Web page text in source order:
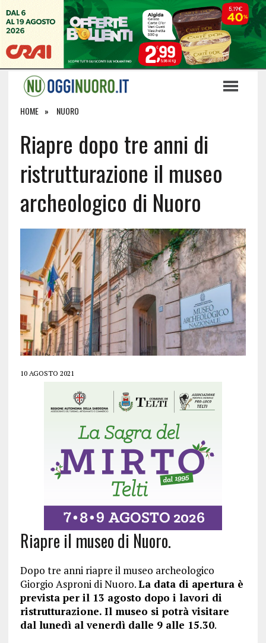
HOME NUORO
Riapre dopo tre anni di
ristrutturazione il museo
archeologico di Nuoro
10 AGOSTO 2021
Riapre il museo di Nuoro.
Dopo tre anni riapre il museo archeologico
Giorgio Asproni di Nuoro.La data di apertura è
prevista per il 13 agosto dopo i lavori di
ristrutturazione. Il museo si potrà visitare
dal lunedì al venerdì dalle 9 alle 15.30.